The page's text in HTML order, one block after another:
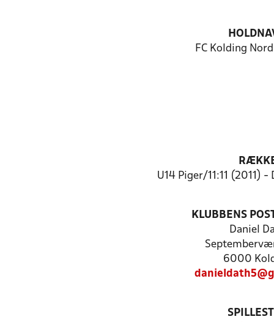
FC Kolding
U14 Piger/11:11 (2011) -
KLUBBENS
Daniel
6000